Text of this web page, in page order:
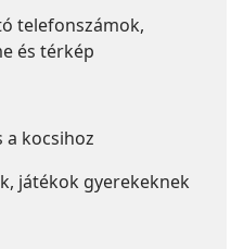
telefonszámok,
és térkép
a kocsihoz
játékok gyerekeknek